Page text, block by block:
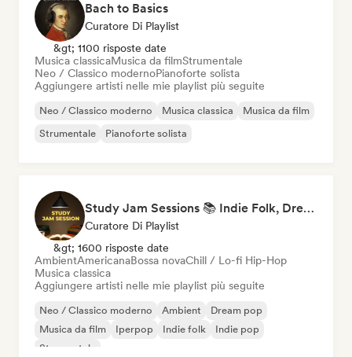
Bach to Basics
Curatore Di Playlist
&gt; 1100 risposte date
Musica classicaMusica da filmStrumentale
Neo / Classico modernoPianoforte solista
Aggiungere artisti nelle mie playlist più seguite
Neo / Classico moderno Musica classica
Musica da film
Strumentale
Pianoforte solista
Study Jam Sessions 📚 Indie Folk, Dream Pop & Singer-Songwriter
Curatore Di Playlist
&gt; 1600 risposte date
AmbientAmericanaBossa novaChill / Lo-fi Hip-Hop
Musica classica
Aggiungere artisti nelle mie playlist più seguite
Neo / Classico moderno Ambient
Dream pop
Musica da film
Iperpop Indie folk
Indie pop
Strumentale